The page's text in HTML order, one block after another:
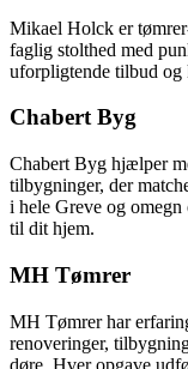
Mikael Holck er
faglig stolthed med
uforpligtende tilbud og
Chabert Byg
Chabert Byg hjælper
tilbygninger, der
i hele Greve og omegn
til dit hjem.
MH Tømrer
MH Tømrer har
renoveringer,
døre. Hver opgave